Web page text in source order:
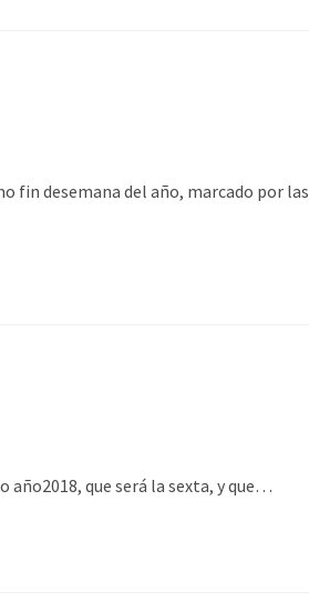
fin desemana del año, marcado por las
año2018, que será la sexta, y que…